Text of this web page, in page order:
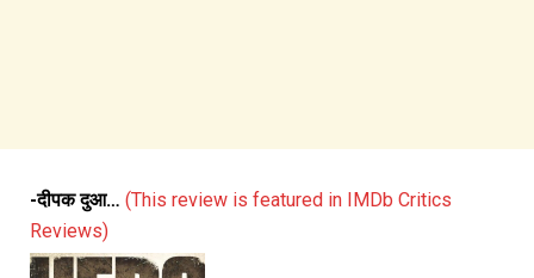
-दीपक दुआ… (This review is featured in IMDb Critics
Reviews)